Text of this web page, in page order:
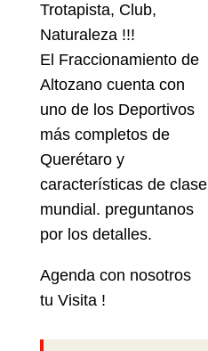
Trotapista, Club,
Naturaleza !!!
El Fraccionamiento de
Altozano cuenta con
uno de los Deportivos
más completos de
Querétaro y
características de clase
mundial. preguntanos
por los detalles.
Agenda con nosotros
tu Visita !